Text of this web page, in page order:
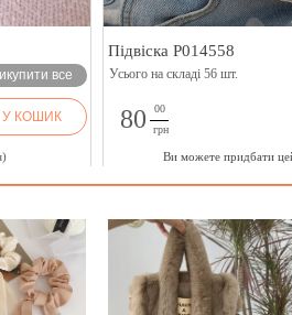
все
У КОШИК
Підвіска P014558
Усього на складі 56 шт.
80
00
грн
Ви можете придбати